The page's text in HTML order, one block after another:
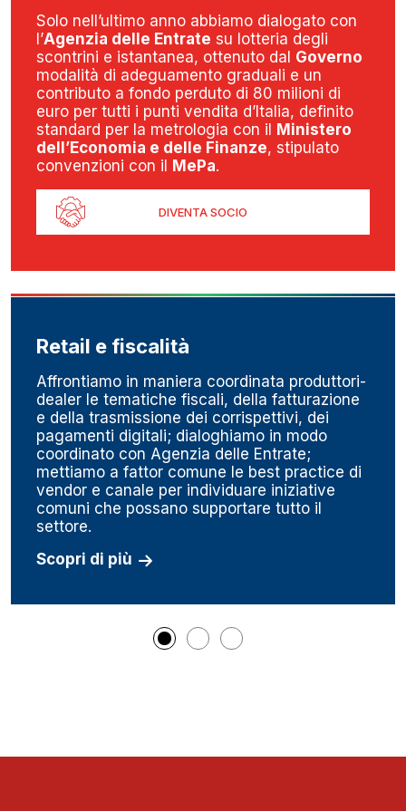
Solo nell’ultimo anno abbiamo dialogato con
l’Agenzia delle Entrate su lotteria degli
scontrini e istantanea, ottenuto dal Governo
modalità di adeguamento graduali e un
contributo a fondo perduto di 80 milioni di
euro per tutti i punti vendita d’Italia, definito
standard per la metrologia con il
Ministero
dell’Economia e delle Finanze, stipulato
convenzioni con il
MePa.
DIVENTA SOCIO
Retail e fiscalità
Affrontiamo in maniera coordinata produttori-
dealer le tematiche fiscali, della fatturazione
e della trasmissione dei corrispettivi, dei
pagamenti digitali; dialoghiamo in modo
coordinato con Agenzia delle Entrate;
mettiamo a fattor comune le best practice di
vendor e canale per individuare iniziative
comuni che possano supportare tutto il
settore.
Scopri di più